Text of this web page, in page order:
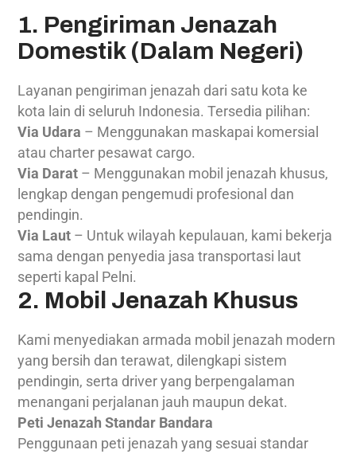
1. Pengiriman Jenazah
Domestik (Dalam Negeri)
Layanan pengiriman jenazah dari satu kota ke
kota lain di seluruh Indonesia. Tersedia pilihan:
Via Udara – Menggunakan maskapai komersial
atau charter pesawat cargo.
Via Darat – Menggunakan mobil jenazah khusus,
lengkap dengan pengemudi profesional dan
pendingin.
Via Laut – Untuk wilayah kepulauan, kami bekerja
sama dengan penyedia jasa transportasi laut
seperti kapal Pelni.
2. Mobil Jenazah Khusus
Kami menyediakan armada mobil jenazah modern
yang bersih dan terawat, dilengkapi sistem
pendingin, serta driver yang berpengalaman
menangani perjalanan jauh maupun dekat.
Peti Jenazah Standar Bandara
Penggunaan peti jenazah yang sesuai standar